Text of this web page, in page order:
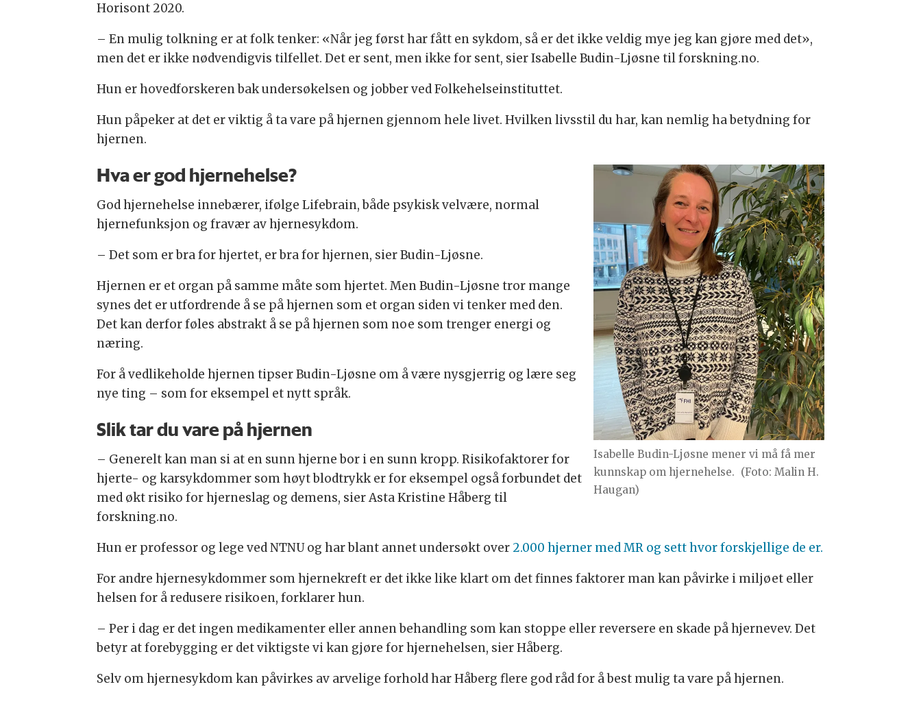
Horisont 2020.
– En mulig tolkning er at folk tenker: «Når jeg først har fått en sykdom, så er det ikke veldig mye jeg kan gjøre med det»,
men det er ikke nødvendigvis tilfellet. Det er sent, men ikke for sent, sier Isabelle Budin-Ljøsne til forskning.no.
Hun er hovedforskeren bak undersøkelsen og jobber ved Folkehelseinstituttet.
Hun påpeker at det er viktig å ta vare på hjernen gjennom hele livet. Hvilken livsstil du har, kan nemlig ha betydning for
hjernen.
Isabelle Budin-Ljøsne mener vi må få mer
kunnskap om hjernehelse. (Foto: Malin H.
Haugan)
Hva er god hjernehelse?
God hjernehelse innebærer, ifølge Lifebrain, både psykisk velvære, normal
hjernefunksjon og fravær av hjernesykdom.
– Det som er bra for hjertet, er bra for hjernen, sier Budin-Ljøsne.
Hjernen er et organ på samme måte som hjertet. Men Budin-Ljøsne tror mange
synes det er utfordrende å se på hjernen som et organ siden vi tenker med den.
Det kan derfor føles abstrakt å se på hjernen som noe som trenger energi og
næring.
For å vedlikeholde hjernen tipser Budin-Ljøsne om å være nysgjerrig og lære seg
nye ting – som for eksempel et nytt språk.
Slik tar du vare på hjernen
– Generelt kan man si at en sunn hjerne bor i en sunn kropp. Risikofaktorer for
hjerte- og karsykdommer som høyt blodtrykk er for eksempel også forbundet det
med økt risiko for hjerneslag og demens, sier Asta Kristine Håberg til
forskning.no.
Hun er professor og lege ved NTNU og har blant annet undersøkt over 2.000 hjerner med MR og sett hvor forskjellige de er.
For andre hjernesykdommer som hjernekreft er det ikke like klart om det finnes faktorer man kan påvirke i miljøet eller
helsen for å redusere risikoen, forklarer hun.
– Per i dag er det ingen medikamenter eller annen behandling som kan stoppe eller reversere en skade på hjernevev. Det
betyr at forebygging er det viktigste vi kan gjøre for hjernehelsen, sier Håberg.
Selv om hjernesykdom kan påvirkes av arvelige forhold har Håberg flere god råd for å best mulig ta vare på hjernen.